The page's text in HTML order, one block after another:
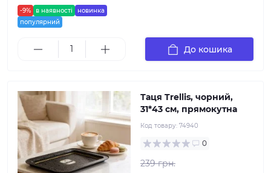
-9% в наявності
новинка
популярний
До кошика
Таця Trellis, чорний,
31*43 см, прямокутна
Код товару: 74940
0
239 грн.